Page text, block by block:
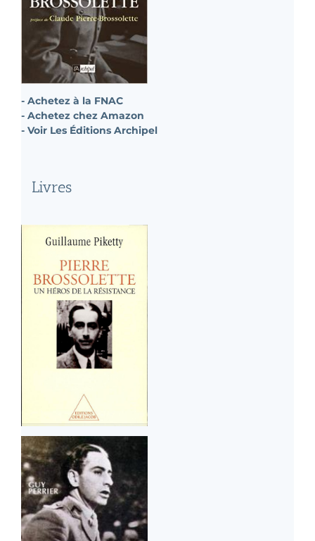
- Achetez à la FNAC
- Achetez chez Amazon
- Voir Les Éditions Archipel
Livres